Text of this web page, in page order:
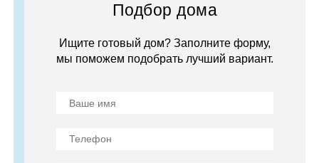
Подбор дома
Ищите готовый дом? Заполните форму,
мы поможем подобрать лучший вариант.